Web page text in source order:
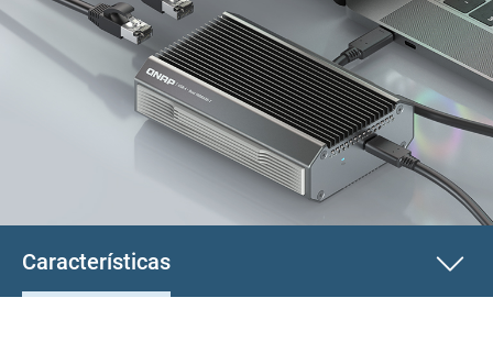
Características